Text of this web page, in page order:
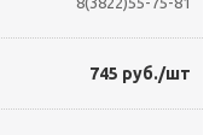
745 руб./шт